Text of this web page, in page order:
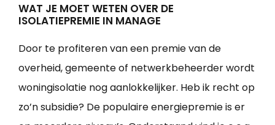
WAT JE MOET WETEN OVER DE
ISOLATIEPREMIE IN MANAGE
Door te profiteren van een premie van de
overheid, gemeente of netwerkbeheerder wordt
woningisolatie nog aanlokkelijker. Heb ik recht op
zo’n subsidie? De populaire energiepremie is er